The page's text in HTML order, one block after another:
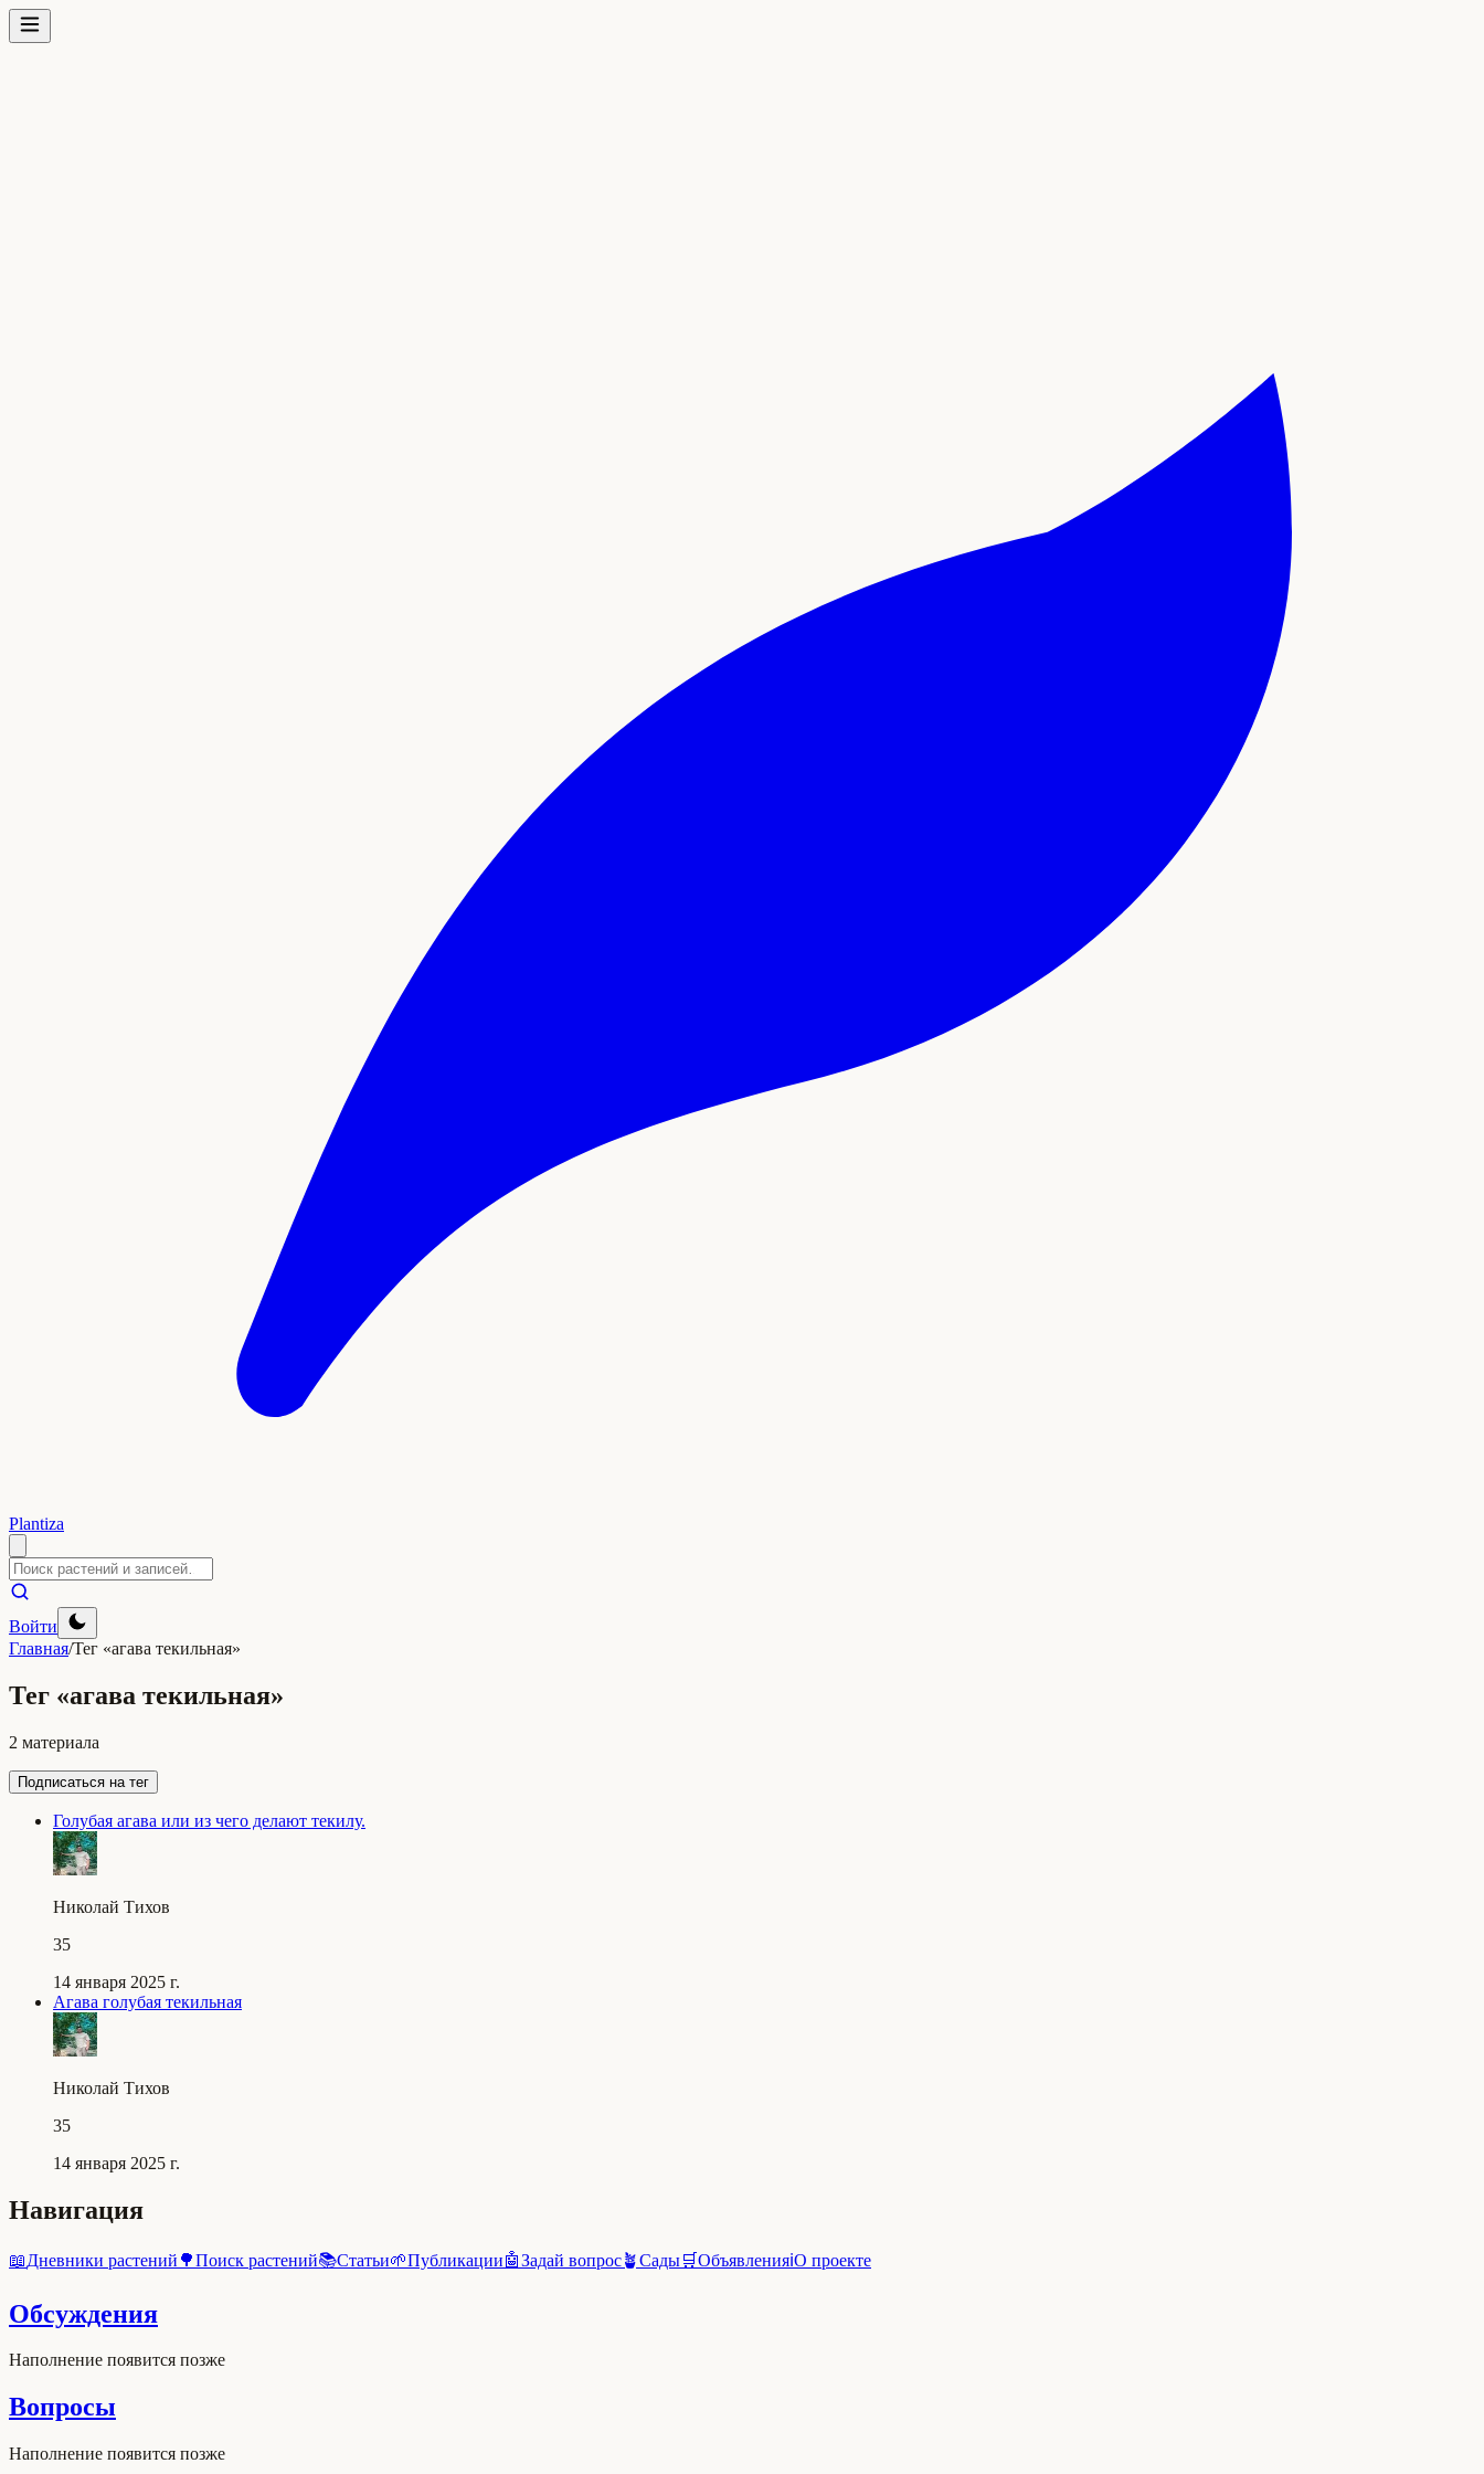
Plantiza
Войти
Главная/Тег «агава текильная»
Тег «агава текильная»
2 материала
Подписаться на тег
Голубая агава или из чего делают текилу.
Николай Тихов
35
14 января 2025 г.
Агава голубая текильная
Николай Тихов
35
14 января 2025 г.
Навигация
📖Дневники растений 🌳Поиск растений📚Статьи🌱Публикации🤖Задай вопрос🪴Сады🛒Объявленияℹ️О проекте
Обсуждения
Наполнение появится позже
Вопросы
Наполнение появится позже